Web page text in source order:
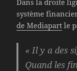
système
de Mediapart le
« Il y a des
Quand les